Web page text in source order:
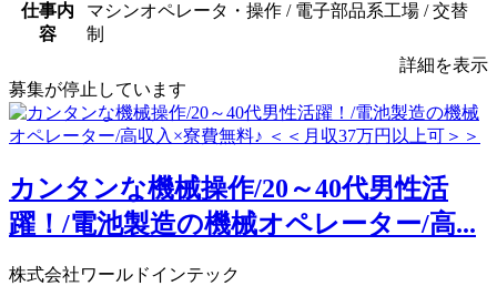
仕事内
容
マシンオペレータ・操作 / 電子部品系工場 / 交替
制
詳細を表示
募集が停止しています
カンタンな機械操作/20～40代男性活
躍！/電池製造の機械オペレーター/高...
株式会社ワールドインテック